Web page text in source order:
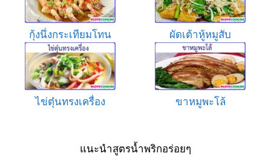
กุ้งนึ่งกระเทียมโทน ผัดเต้าหู้หมูสับ
ไข่ตุ๋นทรงเครื่อง ขาหมูพะโล้
แนะนำสูตรน้ำพริกอร่อยๆ